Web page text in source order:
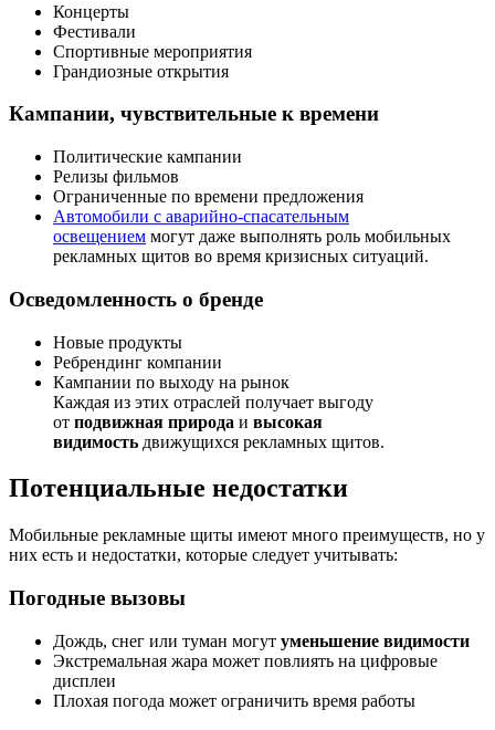
Концерты
Фестивали
Спортивные мероприятия
Грандиозные открытия
Кампании, чувствительные к времени
Политические кампании
Релизы фильмов
Ограниченные по времени предложения
Автомобили с аварийно-спасательным
освещением могут даже выполнять роль мобильных
рекламных щитов во время кризисных ситуаций.
Осведомленность о бренде
Новые продукты
Ребрендинг компании
Кампании по выходу на рынок
Каждая из этих отраслей получает выгоду
от подвижная природа и высокая
видимость движущихся рекламных щитов.
Потенциальные недостатки
Мобильные рекламные щиты имеют много преимуществ, но у
них есть и недостатки, которые следует учитывать:
Погодные вызовы
Дождь, снег или туман могут уменьшение видимости
Экстремальная жара может повлиять на цифровые
дисплеи
Плохая погода может ограничить время работы